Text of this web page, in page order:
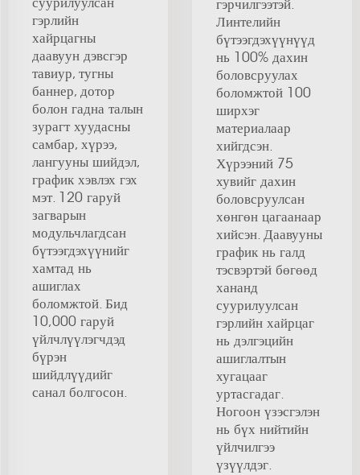
гэрлийн
хайрцагны
даавуун дэвсгэр
тавиур, тугны
баннер, дотор
болон гадна талын
зурагт хуудасны
самбар, хүрээ,
лангууны шийдэл,
график хэвлэх гэх
мэт. 120 гаруй
загварын
модульчлагдсан
бүтээгдэхүүнийг
хамтад нь
ашиглах
боломжтой. Бид
10,000 гаруй
үйлчлүүлэгчдэд
бүрэн
шийдлүүдийг
санал болгосон.
гэрчилгээтэй.
Линтелийн
бүтээгдэхүүнүүд
нь 100% дахин
боловсруулах
боломжтой 100
ширхэг
материалаар
хийгдсэн.
Хүрээний 75
хувийг дахин
боловсруулсан
хөнгөн цагаанаар
хийсэн. Даавууны
график нь галд
тэсвэртэй бөгөөд
хананд
суурилуулсан
гэрлийн хайрцаг
нь дэлгэцийн
ашиглалтын
хугацааг
уртасгадаг.
Ногоон үзэсгэлэн
нь бүх нийтийн
үйлчилгээ
үзүүлдэг.